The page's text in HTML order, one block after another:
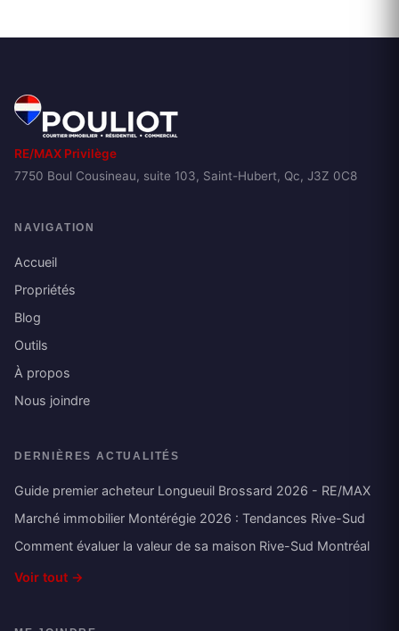
RE/MAX Privilège
7750 Boul Cousineau, suite 103, Saint-Hubert, Qc, J3Z 0C8
NAVIGATION
Accueil
Propriétés
Blog
Outils
À propos
Nous joindre
DERNIÈRES ACTUALITÉS
Guide premier acheteur Longueuil Brossard 2026 - RE/MAX
Marché immobilier Montérégie 2026 : Tendances Rive-Sud
Comment évaluer la valeur de sa maison Rive-Sud Montréal
Voir tout →